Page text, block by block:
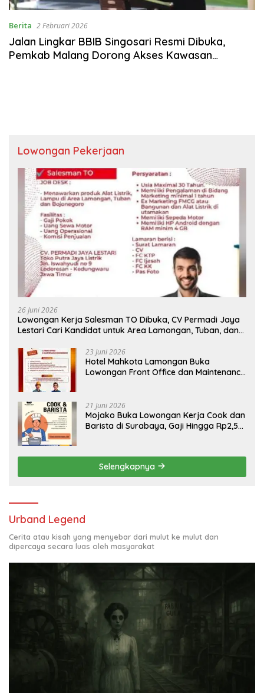
Berita 2 Februari 2026
Jalan Lingkar BBIB Singosari Resmi Dibuka,
Pemkab Malang Dorong Akses Kawasan
Lowongan Pekerjaan
26 Juni 2026
Lowongan Kerja Salesman TO Dibuka, CV Permadi Jaya
Lestari Cari Kandidat untuk Area Lamongan, Tuban, dan
23 Juni 2026
Hotel Mahkota Lamongan Buka
Lowongan Front Office dan Maintenance
21 Juni 2026
Mojako Buka Lowongan Kerja Cook dan
Barista di Surabaya, Gaji Hingga Rp2,5
Selengkapnya
Urband Legend
Cerita atau kisah yang menyebar dari mulut ke mulut dan
dipercaya secara luas oleh masyarakat